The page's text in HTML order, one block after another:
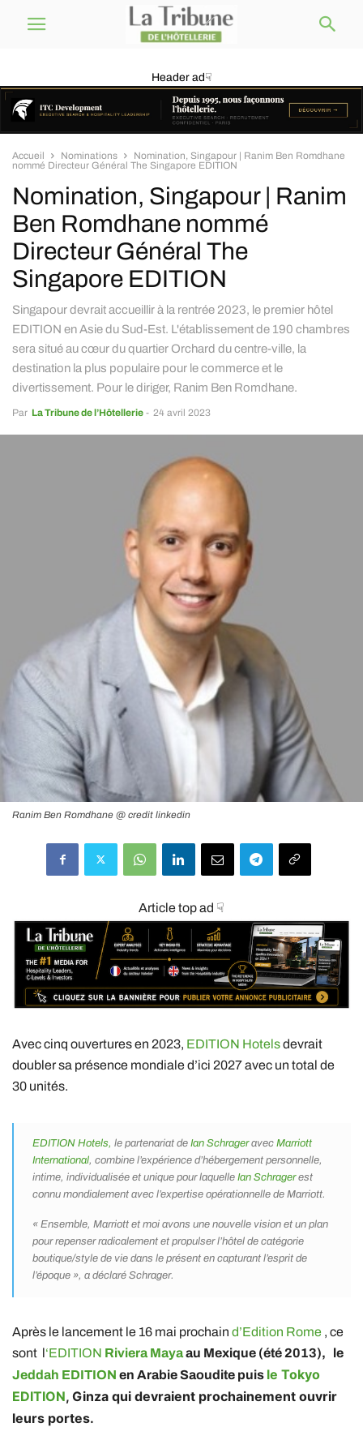
Header ad☟
Accueil Nominations
Nomination, Singapour | Ranim Ben Romdhane
nommé Directeur Général The Singapore EDITION
Nomination, Singapour | Ranim
Ben Romdhane nommé
Directeur Général The
Singapore EDITION
Singapour devrait accueillir à la rentrée 2023, le premier hôtel
EDITION en Asie du Sud-Est. L'établissement de 190 chambres
sera situé au cœur du quartier Orchard du centre-ville, la
destination la plus populaire pour le commerce et le
divertissement. Pour le diriger, Ranim Ben Romdhane.
Par La Tribune de l’Hôtellerie - 24 avril 2023
Ranim Ben Romdhane @ credit linkedin
Article top ad ☟
Avec cinq ouvertures en 2023, EDITION Hotelsdevrait
doubler sa présence mondiale d’ici 2027 avec un total de
30 unités.
EDITION Hotels, le partenariat de Ian Schrageravec Marriott
International, combine l’expérience d’hébergement personnelle,
intime, individualisée et unique pour laquelle Ian Schragerest
connu mondialement avec l’expertise opérationnelle de Marriott.
« Ensemble, Marriott et moi avons une nouvelle vision et un plan
pour repenser radicalement et propulser l’hôtel de catégorie
boutique/style de vie dans le présent en capturant l’esprit de
l’époque », a déclaré Schrager.
Après le lancement le 16 mai prochain d’Edition Rome , ce
sont l‘EDITION Riviera Mayaau Mexique (été 2013), le
Jeddah EDITION en Arabie Saoudite puis le Tokyo
EDITION, Ginza qui devraient prochainement ouvrir
leurs portes.